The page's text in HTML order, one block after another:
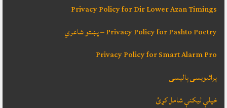
Privacy Policy for Dir Lower Azan Timings
Privacy Policy for Pashto Poetry – پښتو شاعري
Privacy Policy for Smart Alarm Pro
پرائیویسی پالیسی
خپلې ليکنې شامل کړئ